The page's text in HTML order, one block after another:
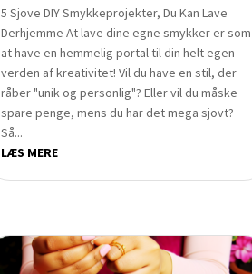
5 Sjove DIY Smykkeprojekter, Du Kan Lave
Derhjemme At lave dine egne smykker er som
at have en hemmelig portal til din helt egen
verden af kreativitet! Vil du have en stil, der
råber "unik og personlig"? Eller vil du måske
spare penge, mens du har det mega sjovt?
Så...
LÆS MERE